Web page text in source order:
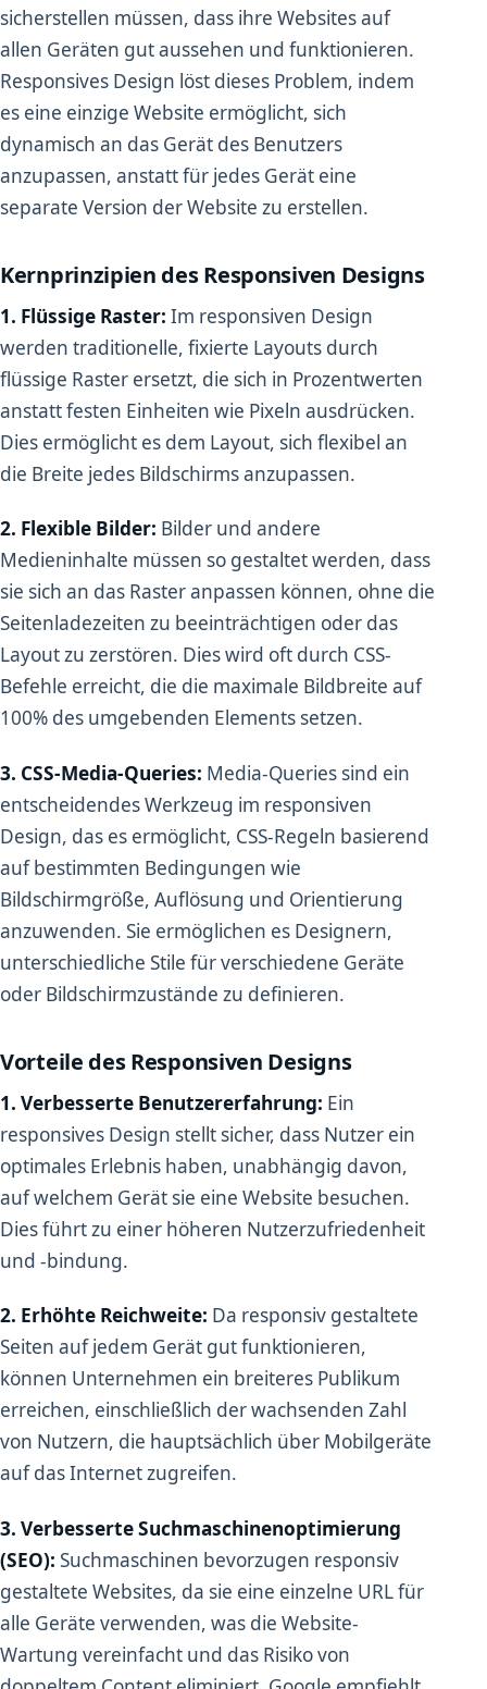
sicherstellen müssen, dass ihre Websites auf
allen Geräten gut aussehen und funktionieren.
Responsives Design löst dieses Problem, indem
es eine einzige Website ermöglicht, sich
dynamisch an das Gerät des Benutzers
anzupassen, anstatt für jedes Gerät eine
separate Version der Website zu erstellen.
Kernprinzipien des Responsiven Designs
1. Flüssige Raster: Im responsiven Design
werden traditionelle, fixierte Layouts durch
flüssige Raster ersetzt, die sich in Prozentwerten
anstatt festen Einheiten wie Pixeln ausdrücken.
Dies ermöglicht es dem Layout, sich flexibel an
die Breite jedes Bildschirms anzupassen.
2. Flexible Bilder: Bilder und andere
Medieninhalte müssen so gestaltet werden, dass
sie sich an das Raster anpassen können, ohne die
Seitenladezeiten zu beeinträchtigen oder das
Layout zu zerstören. Dies wird oft durch CSS-
Befehle erreicht, die die maximale Bildbreite auf
100% des umgebenden Elements setzen.
3. CSS-Media-Queries: Media-Queries sind ein
entscheidendes Werkzeug im responsiven
Design, das es ermöglicht, CSS-Regeln basierend
auf bestimmten Bedingungen wie
Bildschirmgröße, Auflösung und Orientierung
anzuwenden. Sie ermöglichen es Designern,
unterschiedliche Stile für verschiedene Geräte
oder Bildschirmzustände zu definieren.
Vorteile des Responsiven Designs
1. Verbesserte Benutzererfahrung: Ein
responsives Design stellt sicher, dass Nutzer ein
optimales Erlebnis haben, unabhängig davon,
auf welchem Gerät sie eine Website besuchen.
Dies führt zu einer höheren Nutzerzufriedenheit
und -bindung.
2. Erhöhte Reichweite: Da responsiv gestaltete
Seiten auf jedem Gerät gut funktionieren,
können Unternehmen ein breiteres Publikum
erreichen, einschließlich der wachsenden Zahl
von Nutzern, die hauptsächlich über Mobilgeräte
auf das Internet zugreifen.
3. Verbesserte Suchmaschinenoptimierung
(SEO): Suchmaschinen bevorzugen responsiv
gestaltete Websites, da sie eine einzelne URL für
alle Geräte verwenden, was die Website-
Wartung vereinfacht und das Risiko von